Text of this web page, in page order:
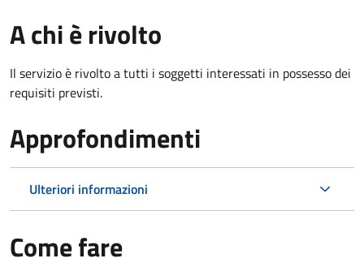
A chi è rivolto
Il servizio è rivolto a tutti i soggetti interessati in possesso dei
requisiti previsti.
Approfondimenti
Ulteriori informazioni
Come fare